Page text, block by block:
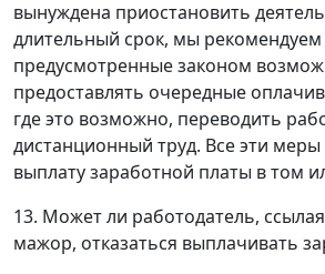
вынуждена приостановить
длительный срок, мы рекомендуем
предусмотренные законом
предоставлять очередные
где это возможно, переводить
дистанционный труд. Все эти
выплату заработной платы в том
13. Может ли работодатель,
мажор, отказаться выплачивать